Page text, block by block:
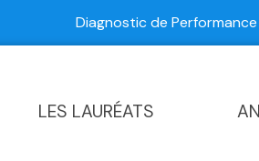
Diagnostic de
LES LAURÉATS